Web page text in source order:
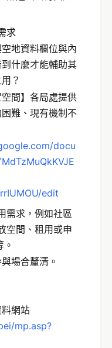
求
地資料欄位與內
什麼才能輔助其
？
間】各局處提供
難、現有機制不
docu
edit
需求，例如社區
空間、租用或申
場合釐清。
網站
mp.asp?